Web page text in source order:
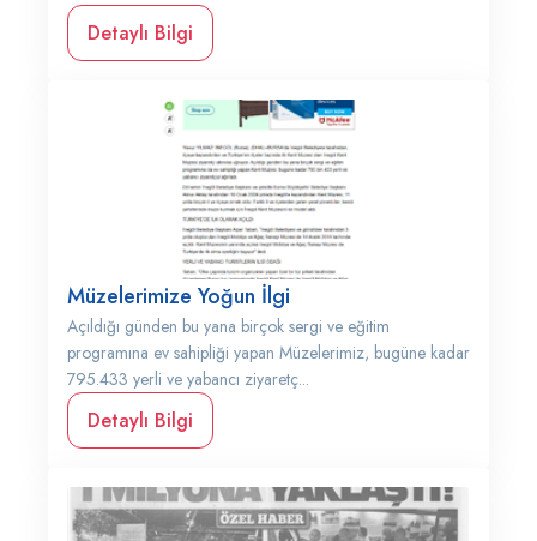
Detaylı Bilgi
Müzelerimize Yoğun İlgi
Açıldığı günden bu yana birçok sergi ve eğitim
programına ev sahipliği yapan Müzelerimiz, bugüne kadar
795.433 yerli ve yabancı ziyaretç...
Detaylı Bilgi